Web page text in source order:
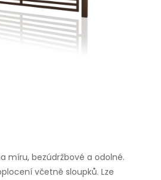
míru, bezúdržbové a odolné.
včetně sloupků. Lze